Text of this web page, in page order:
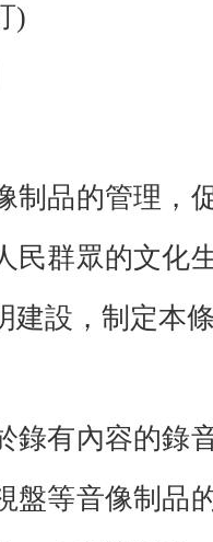
)
品的管理，
民群眾的文化
建設，制定本
有內容的錄
盤等音像制品